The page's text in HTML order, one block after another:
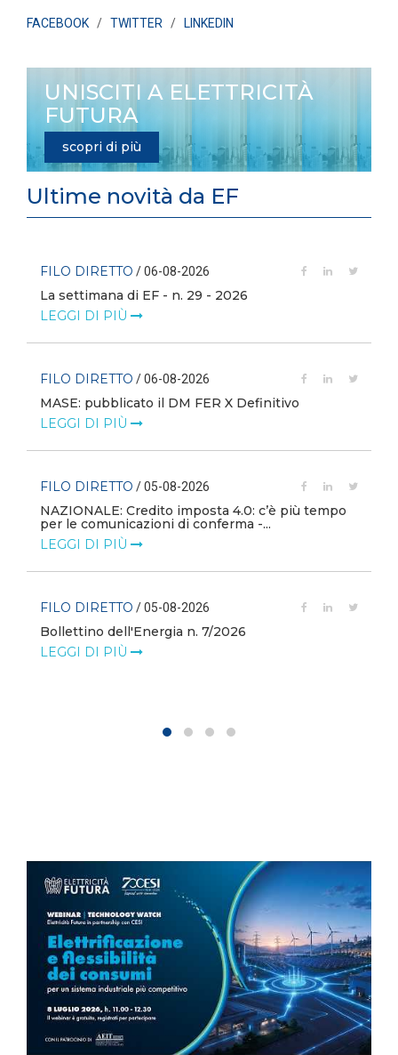
FACEBOOK / TWITTER / LINKEDIN
UNISCITI A ELETTRICITÀ
FUTURA
scopri di più
Ultime novità da EF
FILO DIRETTO / 06-08-2026
La settimana di EF - n. 29 - 2026
LEGGI DI PIÙ
FILO DIRETTO / 06-08-2026
MASE: pubblicato il DM FER X Definitivo
LEGGI DI PIÙ
FILO DIRETTO / 05-08-2026
NAZIONALE: Credito imposta 4.0: c’è più tempo
per le comunicazioni di conferma -...
LEGGI DI PIÙ
FILO DIRETTO / 05-08-2026
Bollettino dell'Energia n. 7/2026
LEGGI DI PIÙ